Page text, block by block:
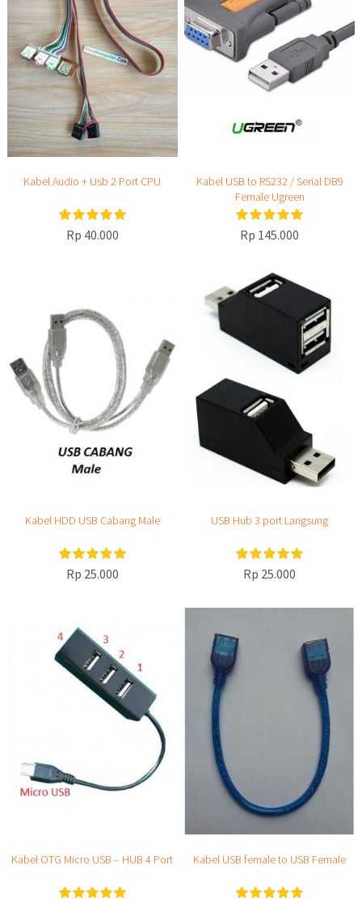
Kabel Audio + Usb 2 Port CPU
Rp 40.000
Kabel USB to RS232 / Serial DB9
Female Ugreen
Rp 145.000
Kabel HDD USB Cabang Male
Rp 25.000
USB Hub 3 port Langsung
Rp 25.000
Kabel OTG Micro USB – HUB 4 Port Kabel USB female to USB Female